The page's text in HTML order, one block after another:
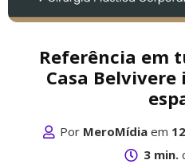
Referência em
Casa
Por MeroMídiaem
3 min.